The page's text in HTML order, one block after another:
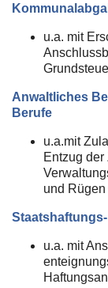
u.a. mit
Anwaltliches
Berufe
u.a.mit
Entzug
und
u.a. mit